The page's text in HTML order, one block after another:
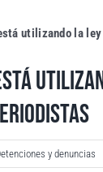
utilizando la
y denuncias